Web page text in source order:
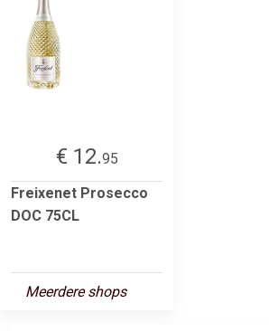
€ 12.95
Freixenet Prosecco
DOC 75CL
Meerdere shops